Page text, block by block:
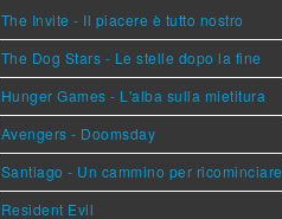
The Invite - Il piacere è tutto nostro
The Dog Stars - Le stelle dopo la fine
Hunger Games - L'alba sulla mietitura
Avengers - Doomsday
Santiago - Un cammino per ricominciare
Resident Evil